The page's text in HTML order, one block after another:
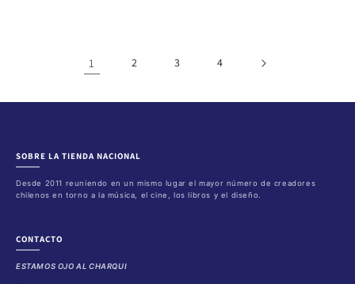
1 2 3 4
SOBRE LA TIENDA NACIONAL
Desde 2011 reuniendo en un mismo lugar el mayor número de creadores
chilenos en torno a la música, el cine, los libros y el diseño.
CONTACTO
ESTAMOS OJO AL CHARQUI